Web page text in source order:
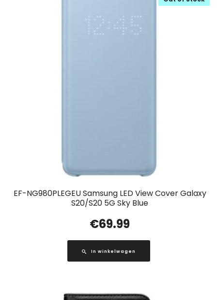
EF-NG980PLEGEU Samsung LED View Cover Galaxy
S20/S20 5G Sky Blue
€69.99
In winkelwagen